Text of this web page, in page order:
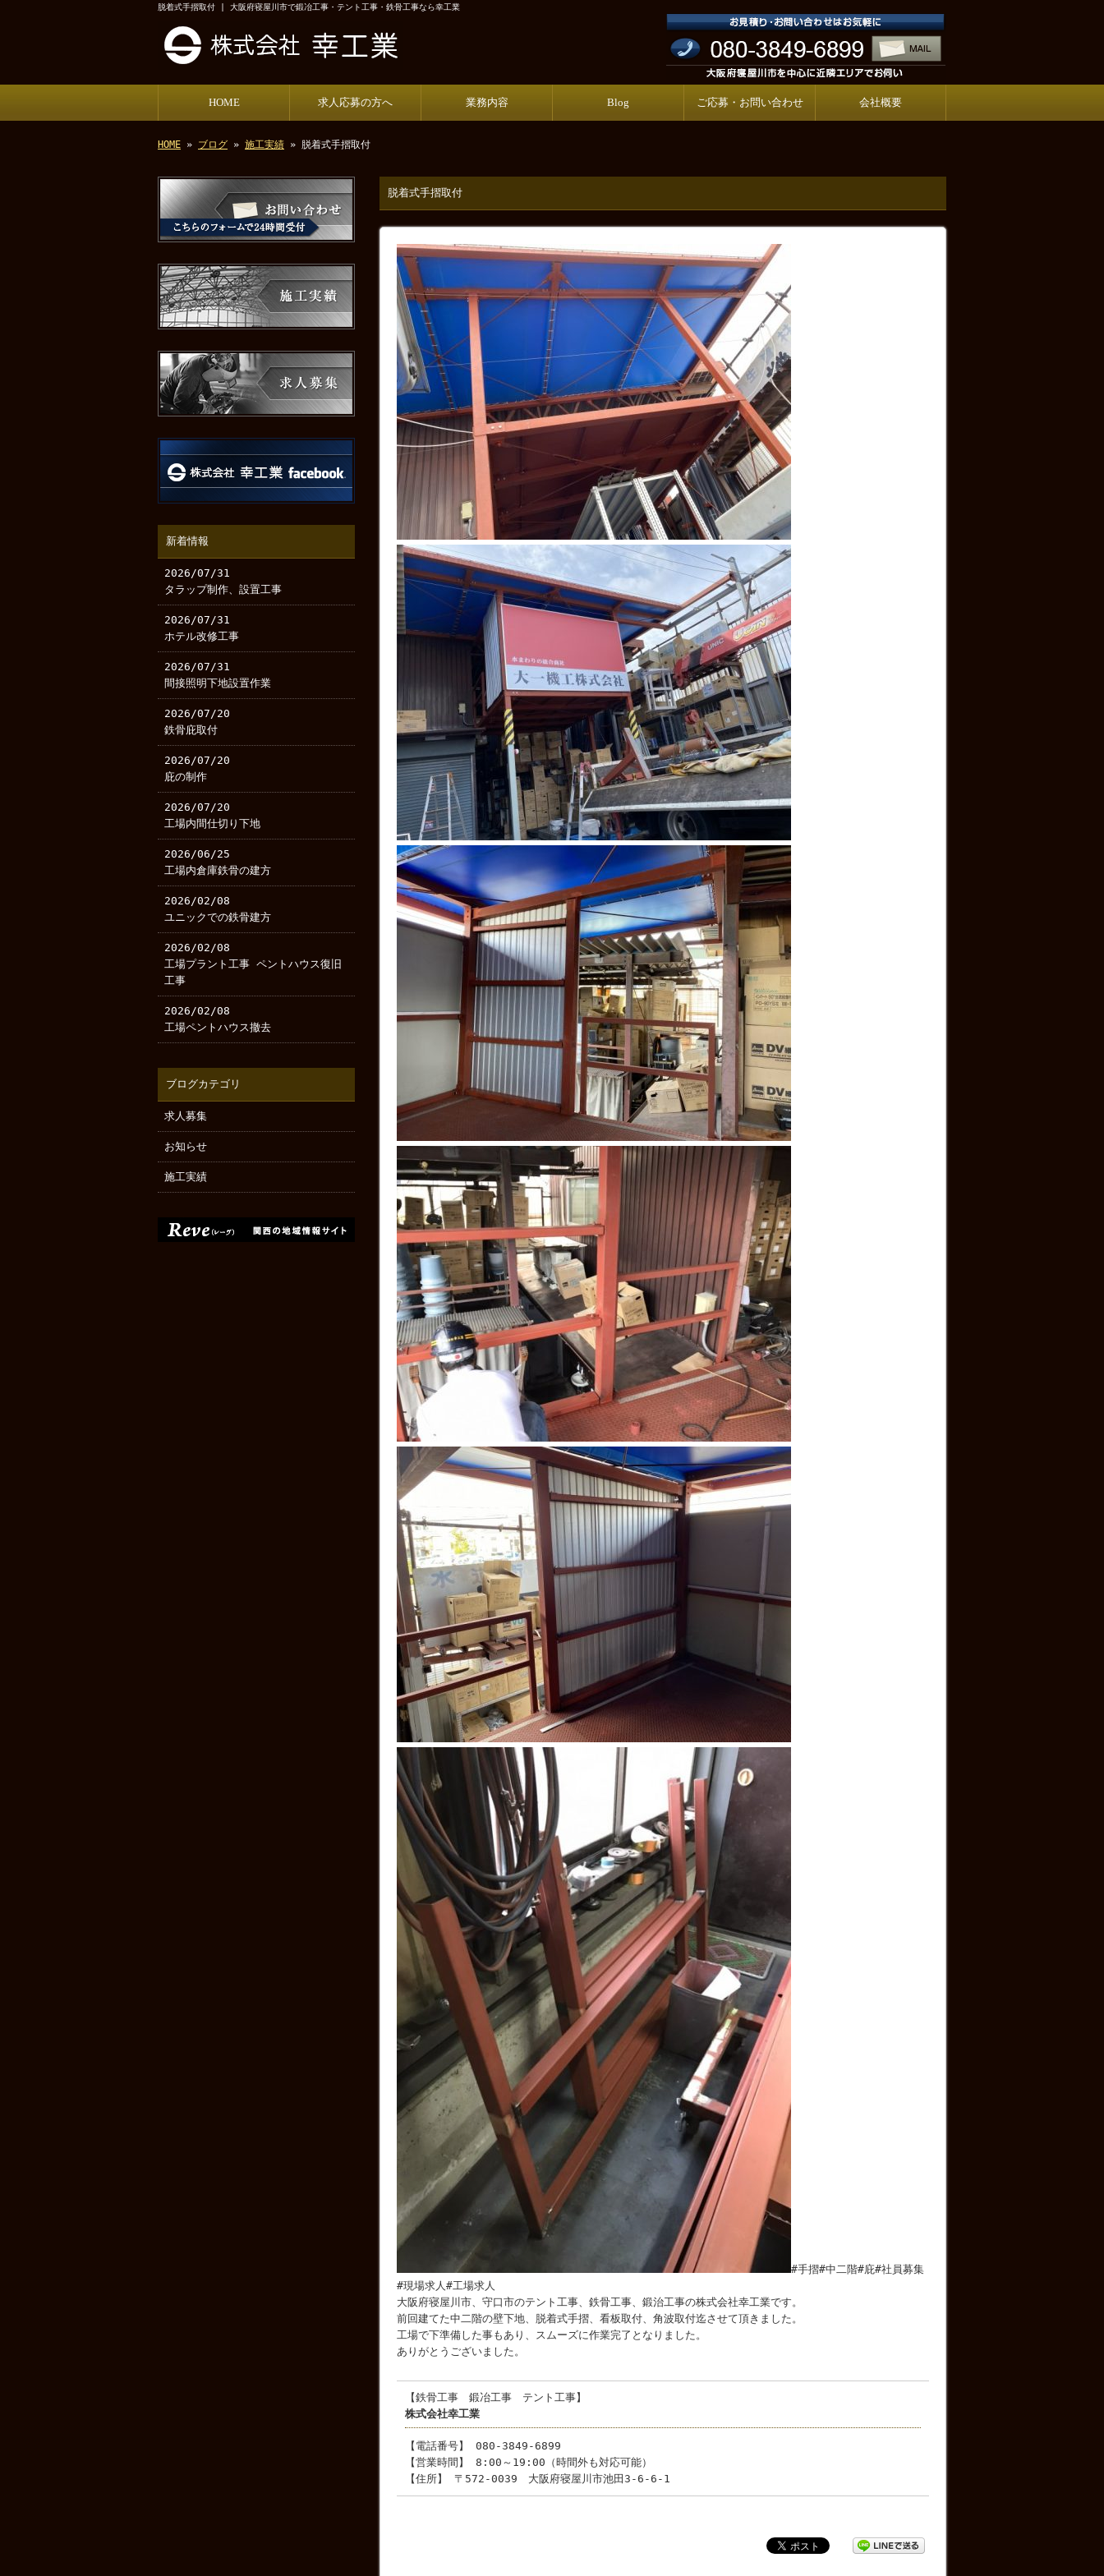
脱着式手摺取付 | 大阪府寝屋川市で鍛冶工事・テント工事・鉄骨工事なら幸工業
HOME 求人応募の方へ 業務内容 Blog ご応募・お問い合わせ 会社概要
HOME » ブログ » 施工実績 » 脱着式手摺取付
脱着式手摺取付
#手摺#中二階#庇#社員募集
#現場求人#工場求人
大阪府寝屋川市、守口市のテント工事、鉄骨工事、鍛治工事の株式会社幸工業です。
前回建てた中二階の壁下地、脱着式手摺、看板取付、角波取付迄させて頂きました。
工場で下準備した事もあり、スムーズに作業完了となりました。
ありがとうございました。
【鉄骨工事 鍛冶工事 テント工事】
株式会社幸工業
【電話番号】 080-3849-6899
【営業時間】 8:00～19:00（時間外も対応可能）
【住所】 〒572-0039 大阪府寝屋川市池田3-6-6-1
新着情報
2026/07/31
タラップ制作、設置工事
2026/07/31
ホテル改修工事
2026/07/31
間接照明下地設置作業
2026/07/20
鉄骨庇取付
2026/07/20
庇の制作
2026/07/20
工場内間仕切り下地
2026/06/25
工場内倉庫鉄骨の建方
2026/02/08
ユニックでの鉄骨建方
2026/02/08
工場プラント工事 ペントハウス復旧
工事
2026/02/08
工場ペントハウス撤去
ブログカテゴリ
求人募集
お知らせ
施工実績